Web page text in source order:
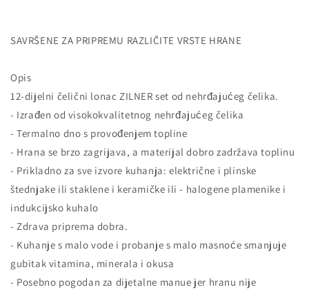
SAVRŠENE ZA PRIPREMU RAZLIČITE VRSTE HRANE
Opis
12-dijelni čelični lonac ZILNER set od nehrđajućeg čelika.
- Izrađen od visokokvalitetnog nehrđajućeg čelika
- Termalno dno s provođenjem topline
- Hrana se brzo zagrijava, a materijal dobro zadržava toplinu
- Prikladno za sve izvore kuhanja: električne i plinske
štednjake ili staklene i keramičke ili - halogene plamenike i
indukcijsko kuhalo
- Zdrava priprema dobra.
- Kuhanje s malo vode i probanje s malo masnoće smanjuje
gubitak vitamina, minerala i okusa
- Posebno pogodan za dijetalne manue jer hranu nije